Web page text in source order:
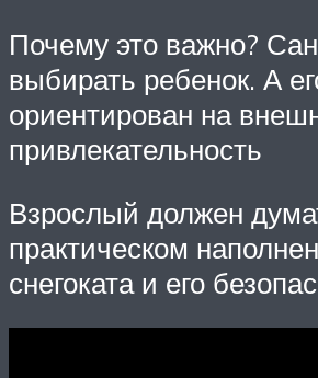
Почему это важно?
выбирать ребенок. А
ориентирован на
привлекательность
Взрослый должен
практическом
снегоката и его